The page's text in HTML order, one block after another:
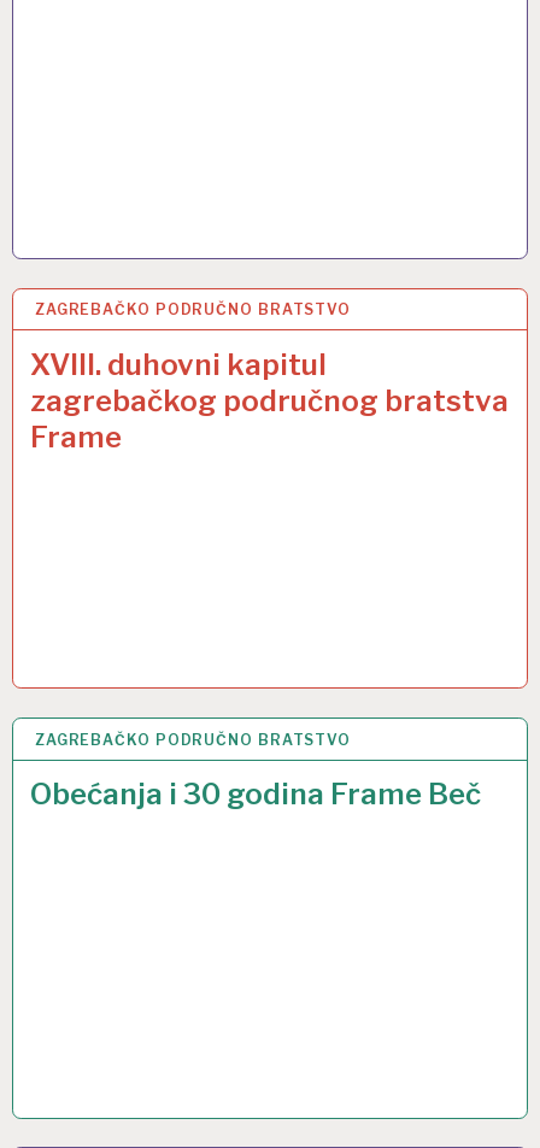
ZAGREBAČKO PODRUČNO BRATSTVO
XVIII. duhovni kapitul
zagrebačkog područnog bratstva
Frame
4 STU 2024
ZAGREBAČKO PODRUČNO BRATSTVO
Obećanja i 30 godina Frame Beč
14 LIS 2024